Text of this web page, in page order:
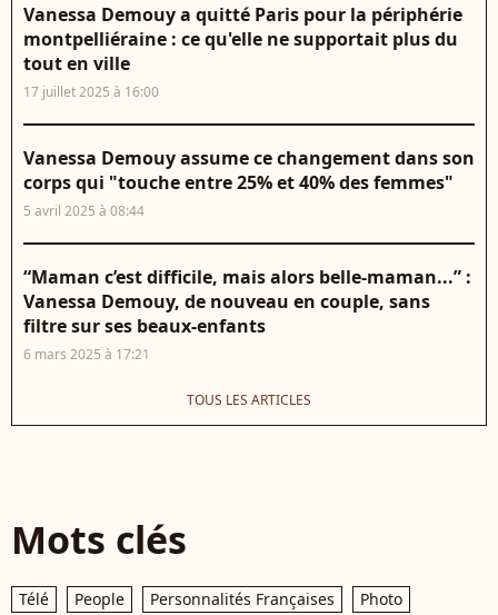
Vanessa Demouy a quitté Paris pour la périphérie
montpelliéraine : ce qu'elle ne supportait plus du
tout en ville
17 juillet 2025 à 16:00
Vanessa Demouy assume ce changement dans son
corps qui "touche entre 25% et 40% des femmes"
5 avril 2025 à 08:44
“Maman c’est difficile, mais alors belle-maman...” :
Vanessa Demouy, de nouveau en couple, sans
filtre sur ses beaux-enfants
6 mars 2025 à 17:21
TOUS LES ARTICLES
Mots clés
Télé People Personnalités Françaises
Photo